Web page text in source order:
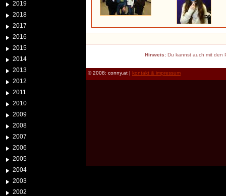
2019
2018
2017
2016
2015
2014
2013
2012
2011
2010
2009
2008
2007
2006
2005
2004
2003
2002
Hinweis:Du kannst auch mit den
© 2008: conny.at | kontakt & impressum